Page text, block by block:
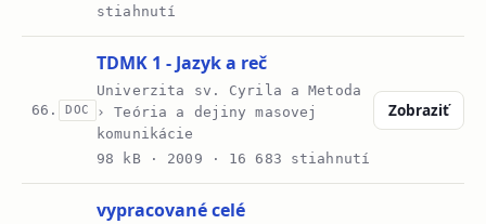
stiahnutí
66. DOC
TDMK 1 - Jazyk a reč
Univerzita sv. Cyrila a Metoda
› Teória a dejiny masovej
komunikácie
98 kB · 2009 · 16 683 stiahnutí
Zobraziť
vypracované celé